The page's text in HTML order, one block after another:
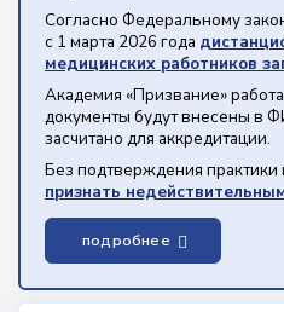
Согласно Федеральному
с 1 марта 2026 года
медицинских работников
Академия «Призвание»
документы будут внесены в
засчитано для аккредитации.
Без подтверждения
признать
подробнее